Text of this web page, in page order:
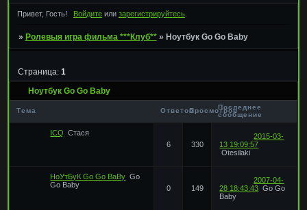
Привет, Гость! Войдитеили зарегистрируйтесь.
» Ролевыя игра фильма ***Клуб** » Ноутбук Go Go Baby
Ноутбук Go Go Baby
Страница: 1
Тема ОтветовПросмотровПоследнее
сообщение
ICQ
Стася
6
330
2015-03-
13 19:09:57
Otesilaki
НоУтБуК Go Go BaBy Go
Go Baby
0 149
2007-04-
28 18:43:43 Go Go
Baby